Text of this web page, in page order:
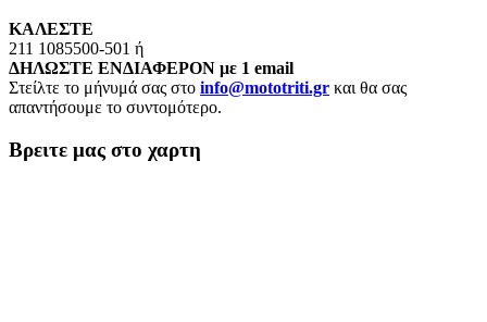
ΚΑΛΕΣΤΕ
211 1085500-501 ή
ΔΗΛΩΣΤΕ ΕΝΔΙΑΦΕΡΟΝ με 1 email
Στείλτε το μήνυμά σας στο info@mototriti.gr και θα σας
απαντήσουμε το συντομότερο.
Βρειτε μας στο χαρτη